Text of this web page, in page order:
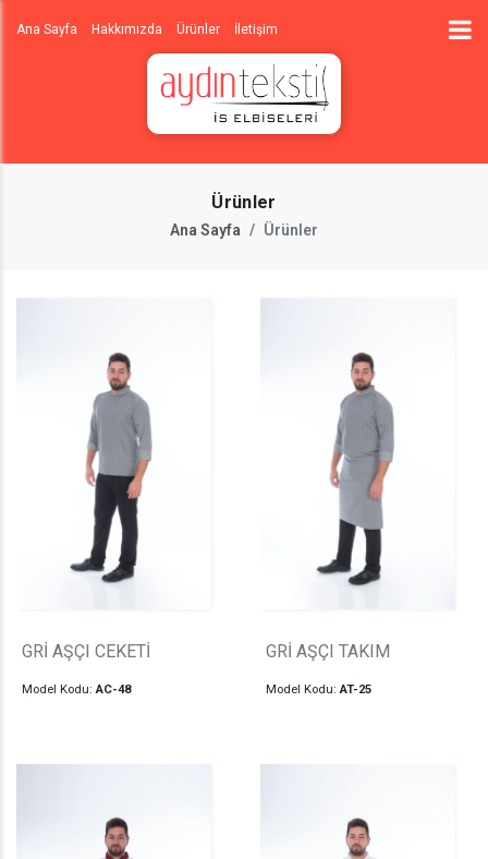
Ana Sayfa Hakkımızda Ürünler İletişim
Ürünler
Ana Sayfa Ürünler
GRİ AŞÇI CEKETİ
Model Kodu:AC-48
GRİ AŞÇI TAKIM
Model Kodu:AT-25